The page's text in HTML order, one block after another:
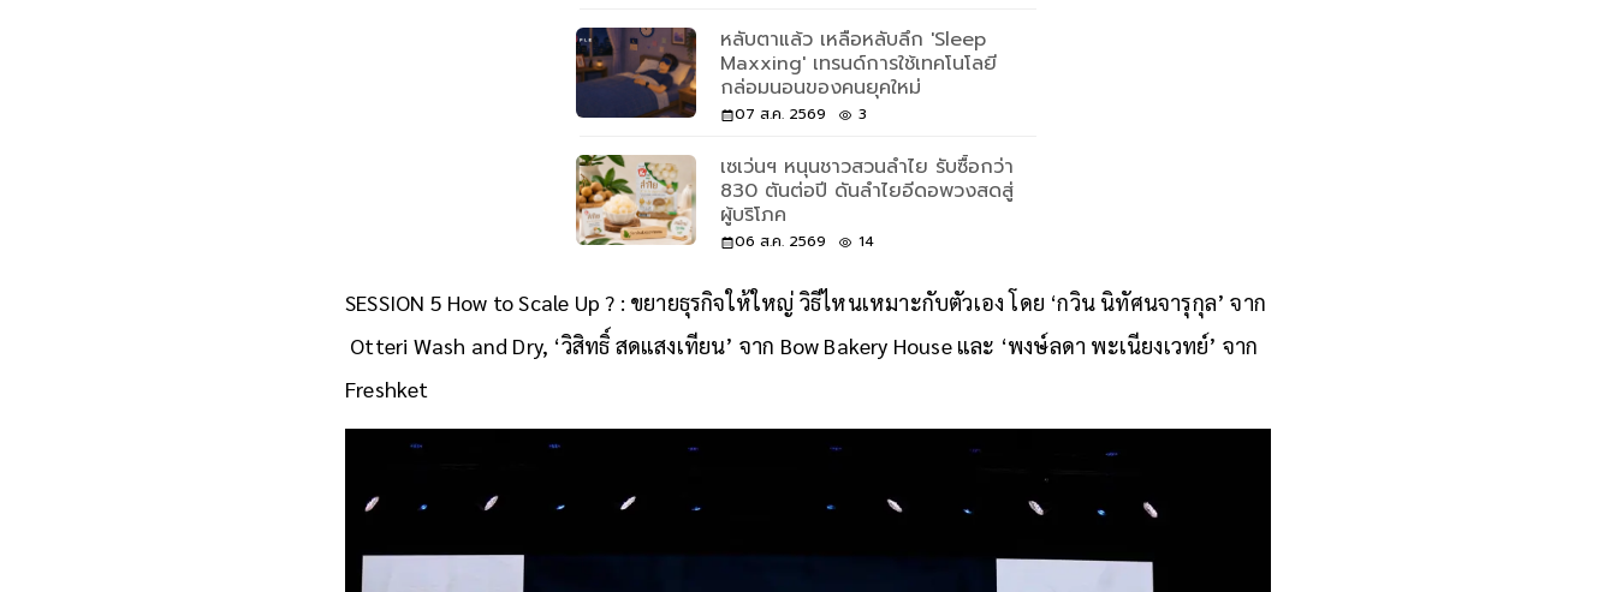
หลับตาแล้ว เหลือหลับลึก 'Sleep
Maxxing' เทรนด์การใช้เทคโนโลยี
กล่อมนอนของคนยุคใหม่
07 ส.ค. 2569 3
เซเว่นฯ หนุนชาวสวนลำไย รับซื้อกว่า
830 ตันต่อปี ดันลำไยอีดอพวงสดสู่
ผู้บริโภค
06 ส.ค. 2569 14
SESSION 5 How to Scale Up ? : ขยายธุรกิจให้ใหญ่ วิธีไหนเหมาะกับตัวเอง โดย ‘กวิน นิทัศนจารุกุล’ จาก
Otteri Wash and Dry, ‘วิสิทธิ์ สดแสงเทียน’ จาก Bow Bakery House และ ‘พงษ์ลดา พะเนียงเวทย์’ จาก
Freshket